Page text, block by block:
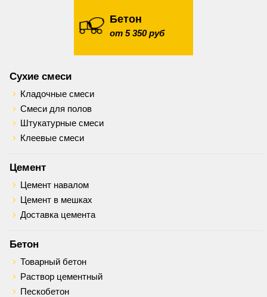
Бетон
от 5 350 руб
Сухие смеси
Кладочные смеси
Смеси для полов
Штукатурные смеси
Клеевые смеси
Цемент
Цемент навалом
Цемент в мешках
Доставка цемента
Бетон
Товарный бетон
Раствор цементный
Пескобетон